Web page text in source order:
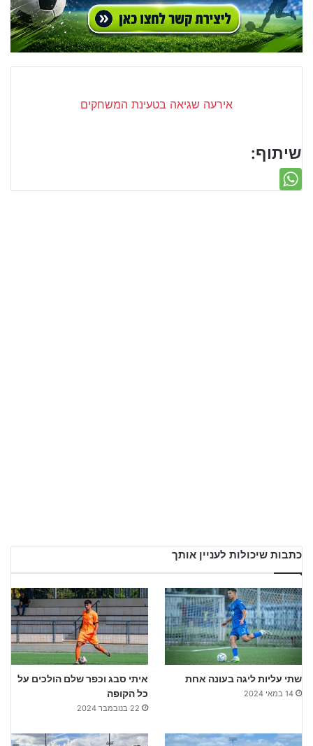
שיתוף:
כתבות שיכולות לעניין אותך
שתי עליות ליגה בעונה אחת
14 במאי 2024
איתי סבג וכפר שלם הולכים על
כל הקופה
22 בנובמבר 2024